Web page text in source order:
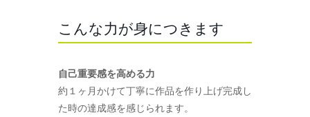
こんな力が身につきます
自己重要感を高める力
約１ヶ月かけて丁寧に作品を作り上げ完成し
た時の達成感を感じられます。